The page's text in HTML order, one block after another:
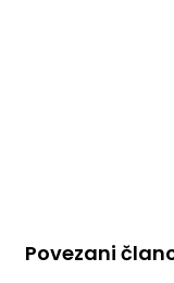
Povezani